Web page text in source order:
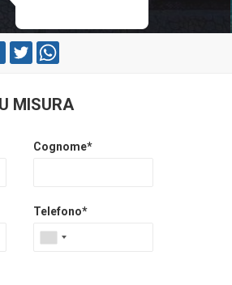
MISURA
Cognome*
Telefono*